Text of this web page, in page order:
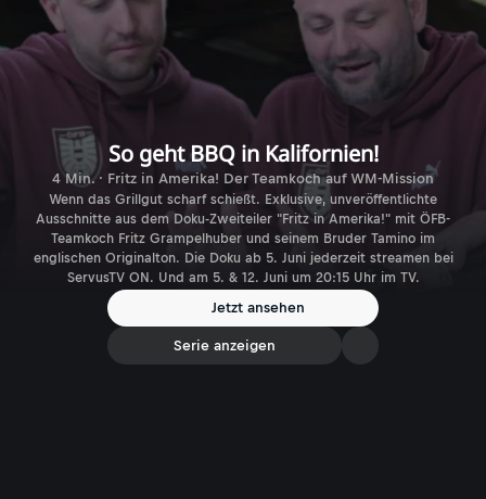
So geht BBQ in Kalifornien!
4 Min. · Fritz in Amerika! Der Teamkoch auf WM-Mission
Wenn das Grillgut scharf schießt. Exklusive, unveröffentlichte
Ausschnitte aus dem Doku-Zweiteiler "Fritz in Amerika!" mit ÖFB-
Teamkoch Fritz Grampelhuber und seinem Bruder Tamino im
englischen Originalton. Die Doku ab 5. Juni jederzeit streamen bei
ServusTV ON. Und am 5. & 12. Juni um 20:15 Uhr im TV.
Jetzt ansehen
Serie anzeigen